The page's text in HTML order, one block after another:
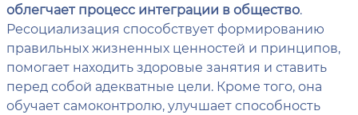
облегчает процесс интеграции в общество.
Ресоциализация способствует формированию
правильных жизненных ценностей и принципов,
помогает находить здоровые занятия и ставить
перед собой адекватные цели. Кроме того, она
обучает самоконтролю, улучшает способность